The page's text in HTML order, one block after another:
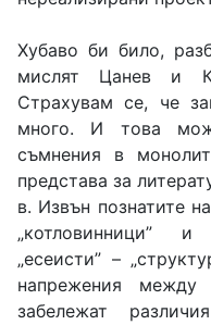
Хубаво би било,
мислят Цанев и
Страхувам се, че
много. И това
съмнения в
представа за
в. Извън познатите
„котловинници” и
„есеисти” –
напрежения между
забележат